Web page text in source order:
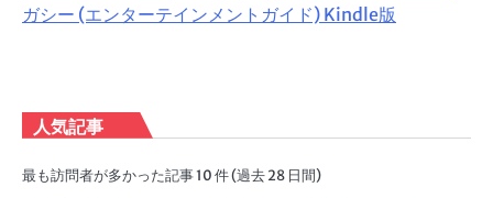
ガシー (エンターテインメントガイド) Kindle版
人気記事
最も訪問者が多かった記事 10 件 (過去 28 日間)